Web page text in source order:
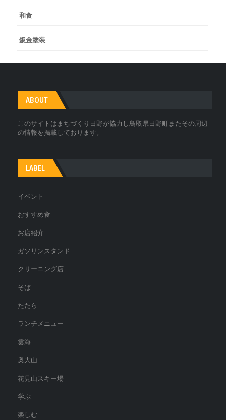
和食
鈑金塗装
ABOUT
このサイトはまちづくり日野が協力し鳥取県日野町またその周辺
の情報を掲載しております。
LABEL
イベント
おすすめ食
お店紹介
ガソリンスタンド
クリーニング店
そば
たたら
ランチメニュー
雲海
奥大山
花見山スキー場
学ぶ
楽しむ